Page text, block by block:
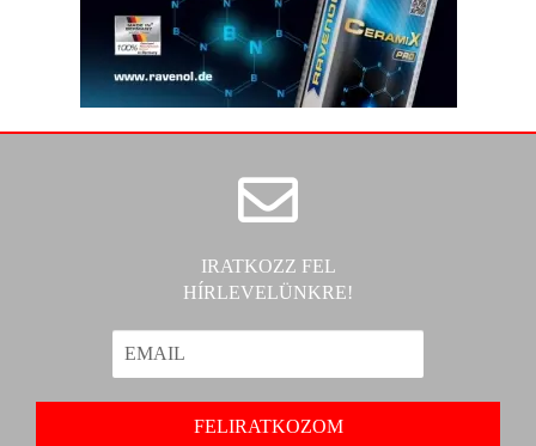
IRATKOZZ FEL
HÍRLEVELÜNKRE!